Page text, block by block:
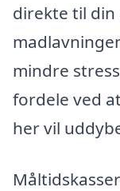
direkte til
mindre
fordele ved
her vil